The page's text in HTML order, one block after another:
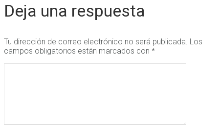
Deja una respuesta
Tu dirección de correo electrónico no será publicada. Los
campos obligatorios están marcados con *